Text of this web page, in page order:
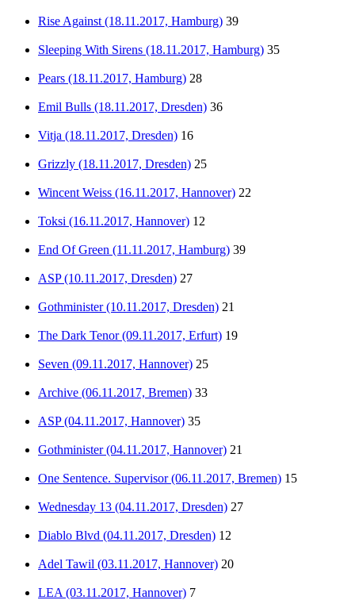
Rise Against (18.11.2017, Hamburg) 39
Sleeping With Sirens (18.11.2017, Hamburg) 35
Pears (18.11.2017, Hamburg) 28
Emil Bulls (18.11.2017, Dresden) 36
Vitja (18.11.2017, Dresden) 16
Grizzly (18.11.2017, Dresden) 25
Wincent Weiss (16.11.2017, Hannover) 22
Toksi (16.11.2017, Hannover) 12
End Of Green (11.11.2017, Hamburg) 39
ASP (10.11.2017, Dresden) 27
Gothminister (10.11.2017, Dresden) 21
The Dark Tenor (09.11.2017, Erfurt) 19
Seven (09.11.2017, Hannover) 25
Archive (06.11.2017, Bremen) 33
ASP (04.11.2017, Hannover) 35
Gothminister (04.11.2017, Hannover) 21
One Sentence. Supervisor (06.11.2017, Bremen) 15
Wednesday 13 (04.11.2017, Dresden) 27
Diablo Blvd (04.11.2017, Dresden) 12
Adel Tawil (03.11.2017, Hannover) 20
LEA (03.11.2017, Hannover) 7